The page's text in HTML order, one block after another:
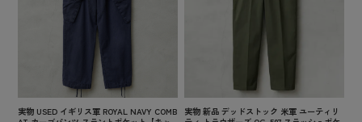
実物 USED イギリス軍 ROYAL NAVY COMB
実物 新品 デッドストック 米軍 ユーティリ